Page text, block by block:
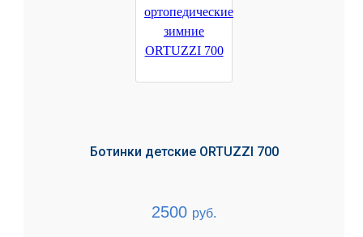
Ботинки детские ORTUZZI 700
2500 руб.